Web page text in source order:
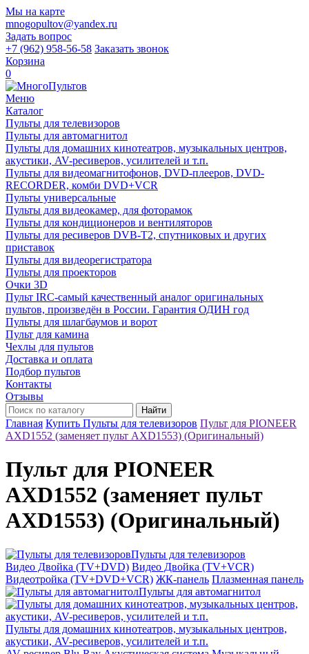
Мы на карте
mnogopultov@yandex.ru
Задать вопрос
+7 (962) 958-56-58 Заказать звонок
Корзина
0
Меню
Каталог
Пульты для телевизоров
Пульты для автомагнитол
Пульты для домашних кинотеатров, музыкальных центров,
акустики, AV-ресиверов, усилителей и т.п.
Пульты для видеомагнитофонов, DVD-плееров, DVD-
RECORDER, комби DVD+VCR
Пульты универсальные
Пульты для видеокамер, для фоторамок
Пульты для кондиционеров и вентиляторов
Пульты для ресиверов DVB-T2, спутниковых и других
приставок
Пульты для видеорегистратора
Пульты для проекторов
Очки 3D
Пульт IRC-самый качественный аналог оригинальных
пультов, произведён в России. Гарантия ОДИН год
Пульты для шлагбаумов и ворот
Пульт для камина
Чехлы для пультов
Доставка и оплата
Подбор пультов
Контакты
Отзывы
Найти
Главная Купить Пульты для телевизоров Пульт для PIONEER
AXD1552 (заменяет пульт AXD1553) (Оригинальный)
Пульт для PIONEER
AXD1552 (заменяет пульт
AXD1553) (Оригинальный)
Пульты для телевизоров
Видео Двойка (TV+DVD) Видео Двойка (TV+VCR)
Видеотройка (TV+DVD+VCR) ЖК-панель Плазменная панель
Пульты для автомагнитол
Пульты для домашних кинотеатров, музыкальных центров,
акустики, AV-ресиверов, усилителей и т.п.